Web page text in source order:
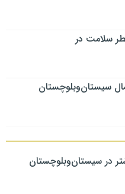
سلامت در
سیستان‌وبلوچستان
در سیستان‌وبلوچستان